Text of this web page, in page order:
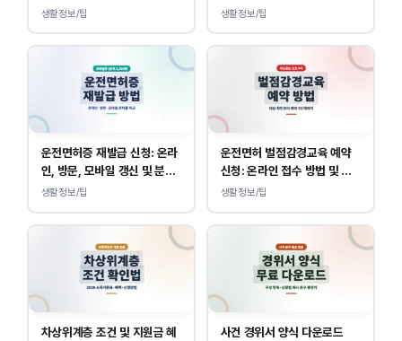
조회 안내
생활정보/팁
바로가기, 운전면허 민원 사이
생활정보/팁
운전면허증 재발급 신청: 온라
인, 방문, 모바일 갱신 및 분실
대응
생활정보/팁
운전면허 벌점감경교육 예약
신청: 온라인 접수 방법 및 비
용 안내
생활정보/팁
차상위계층 조건 및 지원금 혜
사건 경위서 양식 다운로드